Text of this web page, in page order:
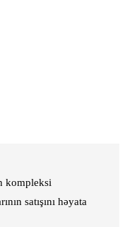
kompleksi
satışını həyata